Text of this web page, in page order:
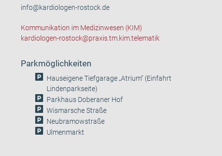
info@kardiologen-rostock.de
Kommunikation im Medizinwesen (KIM)
kardiologen-rostock@praxis.tm.kim.telematik
Parkmöglichkeiten
Hauseigene Tiefgarage „Atrium“ (Einfahrt
Lindenparkseite)
Parkhaus Doberaner Hof
Wismarsche Straße
Neubramowstraße
Ulmenmarkt